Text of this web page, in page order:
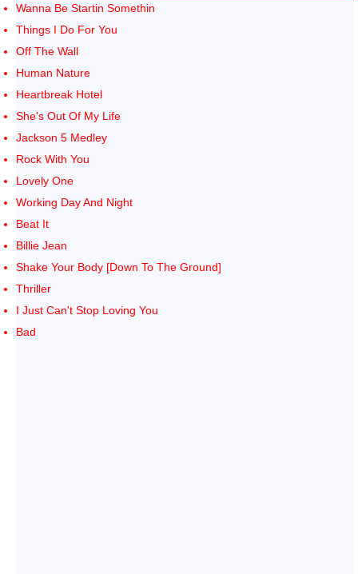
Wanna Be Startin Somethin
Things I Do For You
Off The Wall
Human Nature
Heartbreak Hotel
She's Out Of My Life
Jackson 5 Medley
Rock With You
Lovely One
Working Day And Night
Beat It
Billie Jean
Shake Your Body [Down To The Ground]
Thriller
I Just Can't Stop Loving You
Bad